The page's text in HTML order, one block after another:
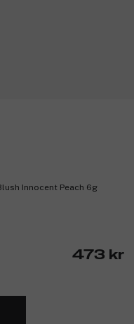
Innocent Peach 6g
473 kr